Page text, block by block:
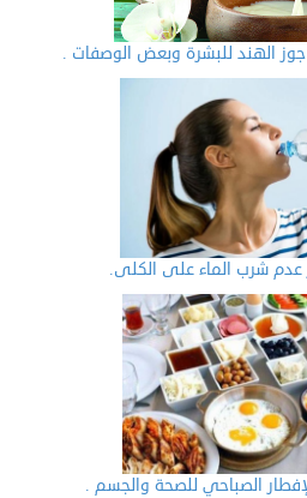
الهند للبشرة وبعض الوصفات .
عدم شرب الماء على الكلى.
الصباحي للصحة والجسم .